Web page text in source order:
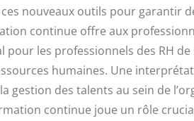
nouveaux outils pour garantir
continue offre aux
pour les professionnels des RH
humaines. Une
gestion des talents au sein de
continue joue un rôle